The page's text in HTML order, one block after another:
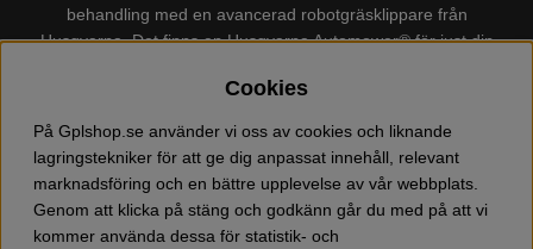
behandling med en avancerad robotgräsklippare från
Husqvarna. Det finns enHusqvarna Automower®för just din
marknadens största urval av tillbehör och reservdelar till
Husqvarna skog och trädgårdsprodukter så som:
motorsågskläder och skor, grästrimmer, röjsåg, häcksax,
jordfräs, lövblås, högtryckstvätt, dammsugare, snöslunga,
kapmaskin, yxa, leksaker, olja mm. Välkommen till oss!
Cookies
På Gplshop.se använder vi oss av cookies och liknande
lagringstekniker för att ge dig anpassat innehåll, relevant
marknadsföring och en bättre upplevelse av vår webbplats.
Genom att klicka på stäng och godkänn går du med på att vi
kommer använda dessa för statistik- och